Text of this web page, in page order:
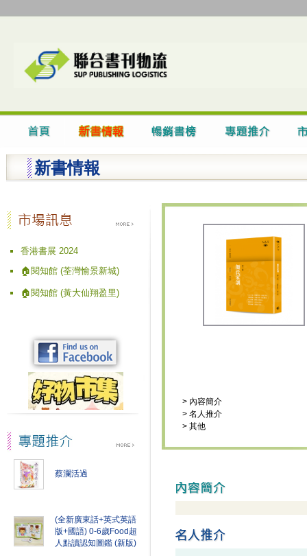
新書情報
香港書展 2024
🏠閱知館 (荃灣愉景新城)
🏠閱知館 (黃大仙翔盈里)
蔡瀾活過
(全新廣東話+英式英語
版+國語) 0-6歲Food超
人點讀認知圖鑑 (新版)
> 內容簡介
> 名人推介
> 其他